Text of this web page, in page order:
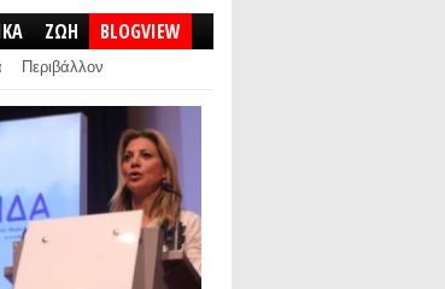
ΖΩΗ BLOGVIEW
Περιβάλλον